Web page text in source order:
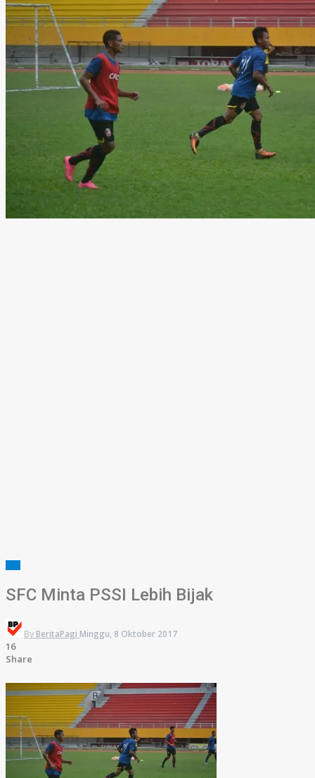
SFC Minta PSSI Lebih Bijak
By BeritaPagi Minggu, 8 Oktober 2017
16
Share